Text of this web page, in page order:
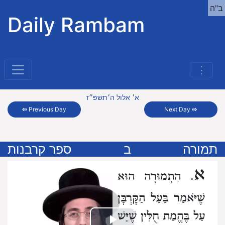
Daily Rambam
⋮
ב"ה
⇦ Previous Day
א׳ אלול ה׳תשפ״ז
Next Day⇨
תמורה ב ספר קרבנות
א. הַתְמוּרָה הוּא
שֶׁיֹּאמַר בַּעַל הַקָּרְבָּן
עַל בֶּהֱמַת חֻלִּין שֶׁיֵּשׁ